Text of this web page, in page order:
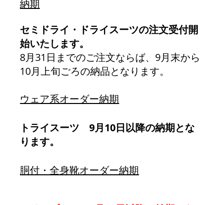
納期
セミドライ・ドライスーツの注文受付開
始いたします。
8月31日までのご注文ならば、9月末から
10月上旬ごろの納品となります。
ウェア系オーダー納期
トライスーツ　9月10日以降の納期とな
ります。
胴付・全身靴オーダー納期